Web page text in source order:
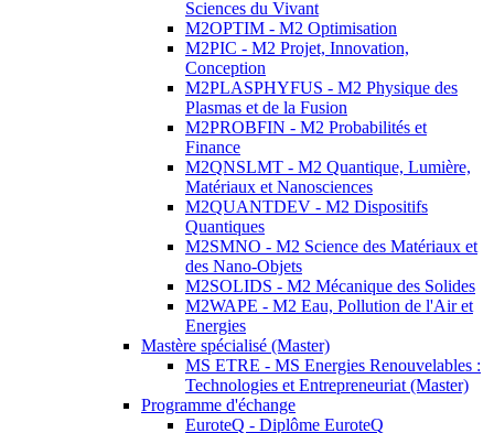
Sciences du Vivant
M2OPTIM - M2 Optimisation
M2PIC - M2 Projet, Innovation,
Conception
M2PLASPHYFUS - M2 Physique des
Plasmas et de la Fusion
M2PROBFIN - M2 Probabilités et
Finance
M2QNSLMT - M2 Quantique, Lumière,
Matériaux et Nanosciences
M2QUANTDEV - M2 Dispositifs
Quantiques
M2SMNO - M2 Science des Matériaux et
des Nano-Objets
M2SOLIDS - M2 Mécanique des Solides
M2WAPE - M2 Eau, Pollution de l'Air et
Energies
Mastère spécialisé (Master)
MS ETRE - MS Energies Renouvelables :
Technologies et Entrepreneuriat (Master)
Programme d'échange
EuroteQ - Diplôme EuroteQ